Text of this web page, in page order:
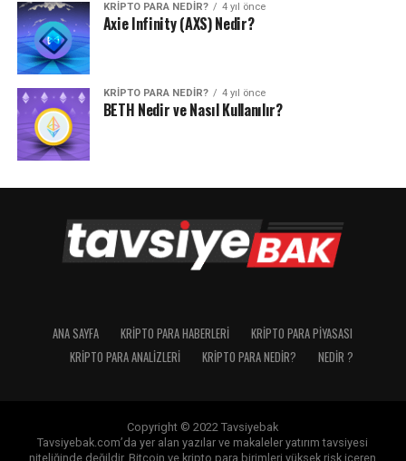
KRIPTO PARA NEDIR? 4 yıl önce
Axie Infinity (AXS) Nedir?
KRIPTO PARA NEDIR? 4 yıl önce
BETH Nedir ve Nasıl Kullanılır?
ANA SAYFA KRIPTO PARA HABERLERI
KRIPTO PARA PIYASASI
KRIPTO PARA ANALIZLERI
KRIPTO PARA NEDIR? NEDIR ?
Copyright © 2022 Tavsiyebak
Tavsiyebak.com’da yer alan yazılar ve makaleler yatırım tavsiyesi
niteliğinde değildir. Bitcoin ve kripto para birimleri yüksek risk içeren